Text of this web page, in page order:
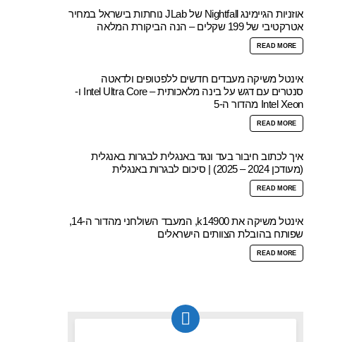
אוזניות הגיימינג Nightfall של JLab נוחתות בישראל במחיר
אטרקטיבי של 199 שקלים – הנה הביקורת המלאה
READ MORE
אינטל משיקה מעבדים חדשים ללפטופים ולדאטה
סנטרים עם דגש על בינה מלאכותית – Intel Ultra Core ו-
Intel Xeon מהדור ה-5
READ MORE
איך לכתוב חיבור בעד ונגד באנגלית לבגרות באנגלית
(מעודכן 2024 – 2025) | סיכום לבגרות באנגלית
READ MORE
אינטל משיקה את k14900, המעבד השולחני מהדור ה-14,
שפותח בהובלת הצוותים הישראלים
READ MORE